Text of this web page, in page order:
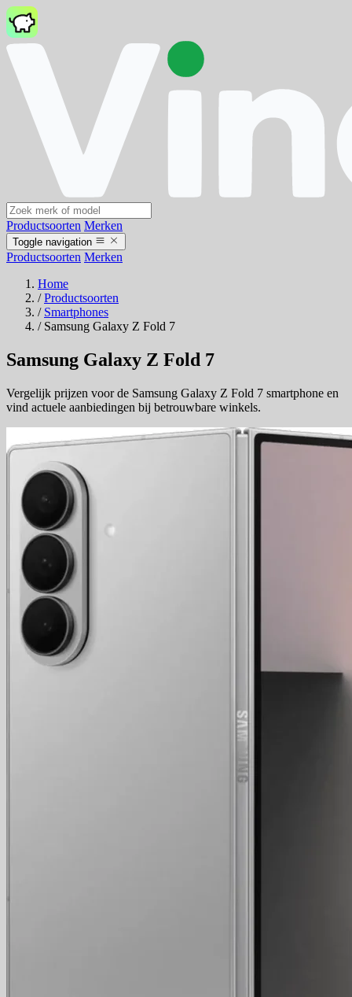
Productsoorten Merken
Toggle navigation
Productsoorten Merken
Home
/ Productsoorten
/ Smartphones
/ Samsung Galaxy Z Fold 7
Samsung Galaxy Z Fold 7
Vergelijk prijzen voor de Samsung Galaxy Z Fold 7 smartphone en
vind actuele aanbiedingen bij betrouwbare winkels.